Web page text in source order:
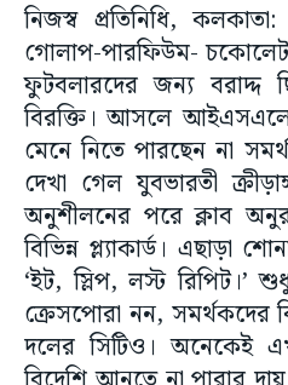
নিজস্ব প্রতিনিধি,
গোলাপ-পারফিউম-
ফুটবলারদের জন্য বরাদ্দ
বিরক্তি। আসলে
মেনে নিতে পারছেন না
দেখা গেল যুবভারতী
অনুশীলনের পরে ক্লাব
বিভিন্ন প্ল্যাকার্ড। এছাড়া
‘ইট, স্লিপ, লস্ট রিপিট।’
ক্রেসপোরা নন, সমর্থকদের
দলের সিটিও। অনেকেই